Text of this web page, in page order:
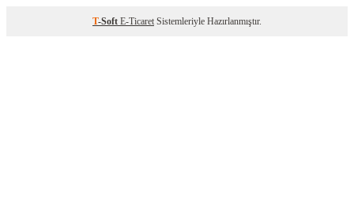
T-Soft E-Ticaret Sistemleriyle Hazırlanmıştır.